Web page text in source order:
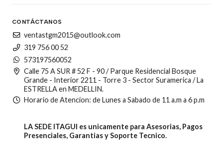
CONTÁCTANOS
ventastgm2015@outlook.com
319 756 00 52
573197560052
Calle 75 A SUR # 52 F - 90 / Parque Residencial Bosque
Grande - Interior 2211 - Torre 3 - Sector Suramerica / La
ESTRELLA en MEDELLIN.
Horario de Atencion: de Lunes a Sabado de 11 a.m a 6 p.m
LA SEDE ITAGUI es unicamente para Asesorias, Pagos
Presenciales, Garantias y Soporte Tecnico.